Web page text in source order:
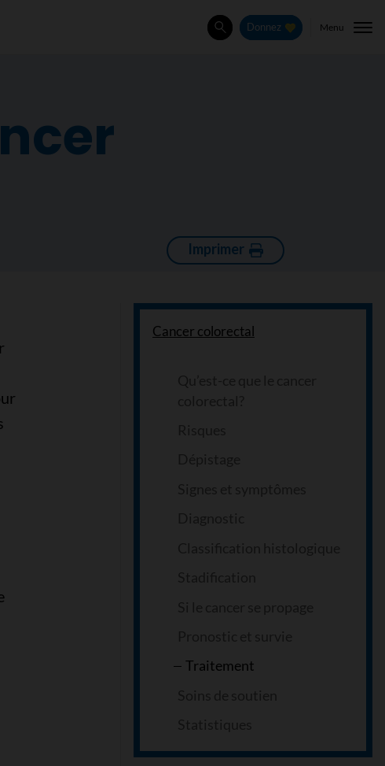
Rechercher
Donnez Menu
Imprimer
Cancer colorectal
Traitement